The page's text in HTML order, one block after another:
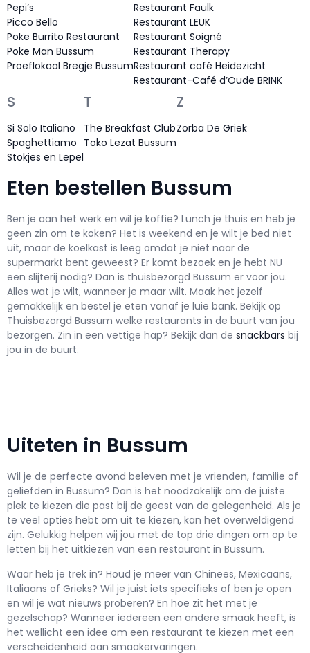
Pepi’s
Picco Bello
Poke Burrito Restaurant
Poke Man Bussum
Proeflokaal Bregje Bussum
Restaurant Faulk
Restaurant LEUK
Restaurant Soigné
Restaurant Therapy
Restaurant café Heidezicht
Restaurant-Café d’Oude BRINK
S
Si Solo Italiano
Spaghettiamo
Stokjes en Lepel
T
The Breakfast Club
Toko Lezat Bussum
Z
Zorba De Griek
Eten bestellen Bussum
Ben je aan het werk en wil je koffie? Lunch je thuis en heb je
geen zin om te koken? Het is weekend en je wilt je bed niet
uit, maar de koelkast is leeg omdat je niet naar de
supermarkt bent geweest? Er komt bezoek en je hebt NU
een slijterij nodig? Dan is thuisbezorgd Bussum er voor jou.
Alles wat je wilt, wanneer je maar wilt. Maak het jezelf
gemakkelijk en bestel je eten vanaf je luie bank. Bekijk op
Thuisbezorgd Bussum welke restaurants in de buurt van jou
bezorgen. Zin in een vettige hap? Bekijk dan de snackbars bij
jou in de buurt.
Uiteten in Bussum
Wil je de perfecte avond beleven met je vrienden, familie of
geliefden in Bussum? Dan is het noodzakelijk om de juiste
plek te kiezen die past bij de geest van de gelegenheid. Als je
te veel opties hebt om uit te kiezen, kan het overweldigend
zijn. Gelukkig helpen wij jou met de top drie dingen om op te
letten bij het uitkiezen van een restaurant in Bussum.
Waar heb je trek in? Houd je meer van Chinees, Mexicaans,
Italiaans of Grieks? Wil je juist iets specifieks of ben je open
en wil je wat nieuws proberen? En hoe zit het met je
gezelschap? Wanneer iedereen een andere smaak heeft, is
het wellicht een idee om een restaurant te kiezen met een
verscheidenheid aan smaakervaringen.